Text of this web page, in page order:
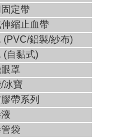
定帶
縮止血帶
(PVC/鋁製/紗布)
(自黏式)
罩
冰寶
帶系列
袋